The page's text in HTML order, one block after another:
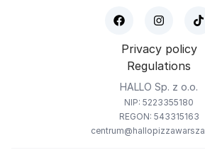
Privacy policy
Regulations
HALLO Sp. z o.o.
NIP: 5223355180
REGON: 543315163